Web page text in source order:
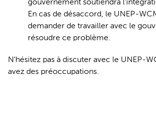
gouvernement soutiendra
En cas de désaccord, le UNEP-
demander de travailler avec le
résoudre ce problème.
N'hésitez pas à discuter avec le UNEP-
avez des préoccupations.